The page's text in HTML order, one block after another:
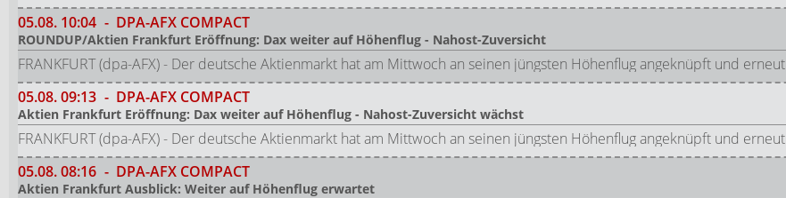
05.08. 10:04 - DPA-AFX COMPACT
ROUNDUP/Aktien Frankfurt Eröffnung: Dax weiter auf Höhenflug - Nahost-Zuversicht
FRANKFURT (dpa-AFX) - Der deutsche Aktienmarkt hat am Mittwoch an seinen jüngsten Höhenflug angeknüpft und erneut
05.08.09:13 - DPA-AFX COMPACT
Aktien Frankfurt Eröffnung: Dax weiter auf Höhenflug - Nahost-Zuversicht wächst
FRANKFURT (dpa-AFX) - Der deutsche Aktienmarkt hat am Mittwoch an seinen jüngsten Höhenflug angeknüpft und erneut
05.08.08:16 - DPA-AFX COMPACT
Aktien Frankfurt Ausblick: Weiter auf Höhenflug erwartet